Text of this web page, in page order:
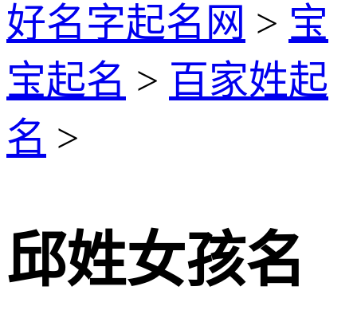
好名字起名网 > 宝
宝起名 > 百家姓起
名 >
邱姓女孩名